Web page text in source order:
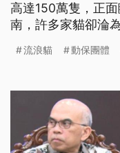
高達150萬隻，正
南，許多家貓卻淪
流浪貓 動保團體